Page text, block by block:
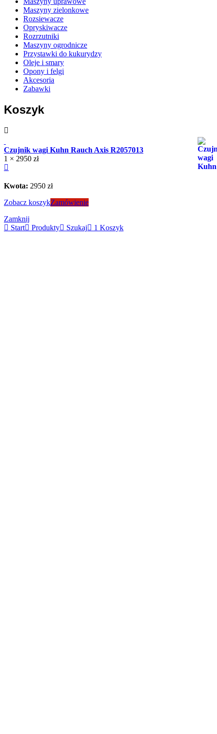
Maszyny zielonkowe
Rozsiewacze
Opryskiwacze
Rozrzutniki
Maszyny ogrodnicze
Przystawki do kukurydzy
Oleje i smary
Opony i felgi
Akcesoria
Zabawki
Koszyk
Czujnik wagi Kuhn Rauch Axis R2057013
1 × 2950 zł
Kwota: 2950 zł
Zobacz koszykZamówienie
Zamknij
Start
Produkty Szukaj 1 Koszyk